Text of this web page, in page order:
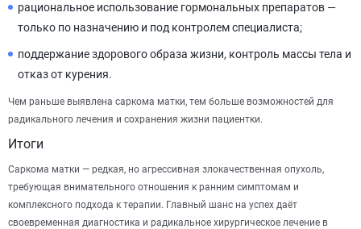
рациональное использование гормональных препаратов —
только по назначению и под контролем специалиста;
поддержание здорового образа жизни, контроль массы тела и
отказ от курения.
Чем раньше выявлена саркома матки, тем больше возможностей для
радикального лечения и сохранения жизни пациентки.
Итоги
Саркома матки — редкая, но агрессивная злокачественная опухоль,
требующая внимательного отношения к ранним симптомам и
комплексного подхода к терапии. Главный шанс на успех даёт
своевременная диагностика и радикальное хирургическое лечение в